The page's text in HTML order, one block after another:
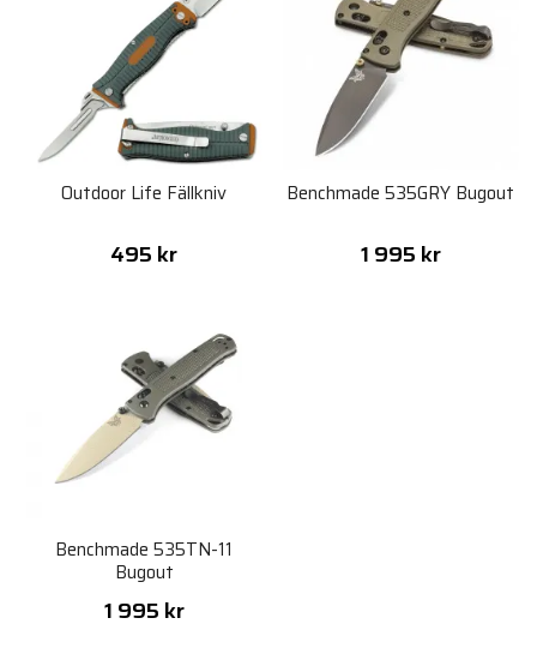
Outdoor Life Fällkniv
495 kr
Benchmade 535GRY Bugout
1 995 kr
Benchmade 535TN-11
Bugout
1 995 kr